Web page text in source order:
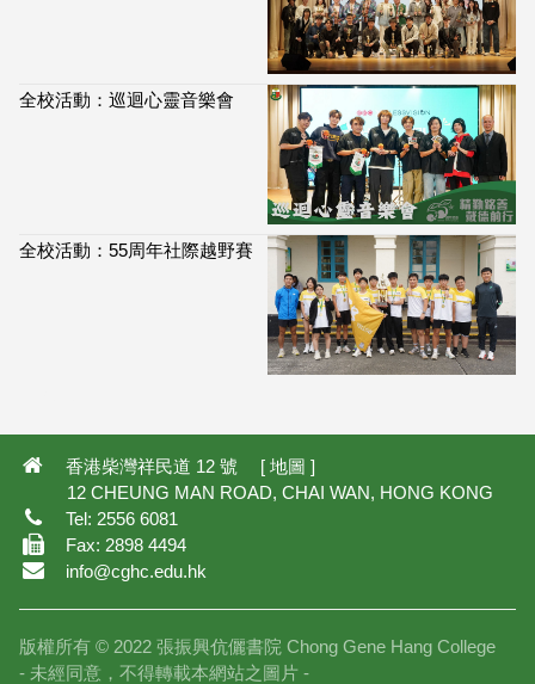
全校活動：巡迴心靈音樂會
全校活動：55周年社際越野賽
香港柴灣祥民道 12 號 [ 地圖]
12 CHEUNG MAN ROAD, CHAI WAN, HONG KONG
Tel: 2556 6081
Fax: 2898 4494
info@cghc.edu.hk
版權所有 © 2022 張振興伉儷書院 Chong Gene Hang College
- 未經同意，不得轉載本網站之圖片 -